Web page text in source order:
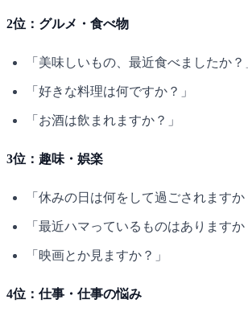
2位：グルメ・食べ物
「美味しいもの、最近食べましたか？
「好きな料理は何ですか？」
「お酒は飲まれますか？」
3位：趣味・娯楽
「休みの日は何をして過ごされますか
「最近ハマっているものはありますか
「映画とか見ますか？」
4位：仕事・仕事の悩み